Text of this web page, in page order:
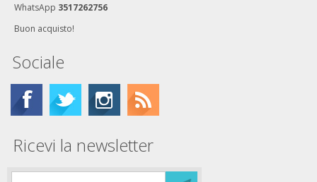
WhatsApp 3517262756
Buon acquisto!
Sociale
Ricevi la newsletter